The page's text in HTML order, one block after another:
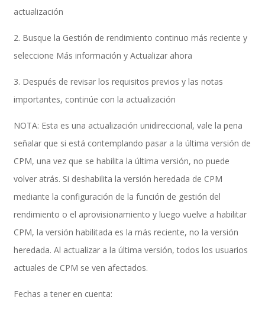
Control, Riesgo y Cumplimiento
Optimización de Ambientes de Sistema
Servicios de Desarrollo Ágil de Aplicaciones
Otros Servicios
actualización
2. Busque la Gestión de rendimiento continuo más reciente y
seleccione Más información y Actualizar ahora
3. Después de revisar los requisitos previos y las notas
importantes, continúe con la actualización
NOTA: Esta es una actualización unidireccional, vale la pena
señalar que si está contemplando pasar a la última versión de
CPM, una vez que se habilita la última versión, no puede
volver atrás. Si deshabilita la versión heredada de CPM
mediante la configuración de la función de gestión del
rendimiento o el aprovisionamiento y luego vuelve a habilitar
CPM, la versión habilitada es la más reciente, no la versión
heredada. Al actualizar a la última versión, todos los usuarios
actuales de CPM se ven afectados.
Fechas a tener en cuenta: